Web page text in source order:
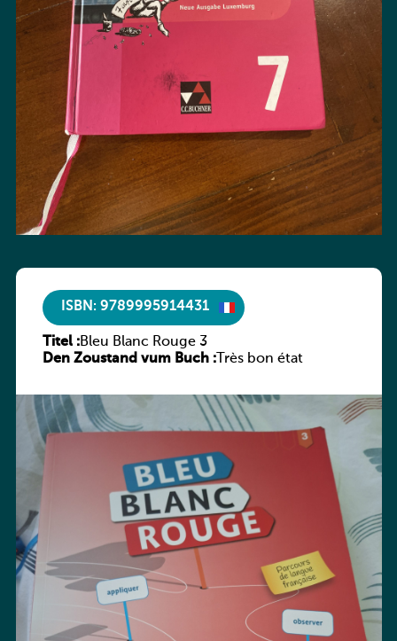
ISBN: 9789995914431
Titel :Bleu Blanc Rouge 3
Den Zoustand vum Buch :Très bon état